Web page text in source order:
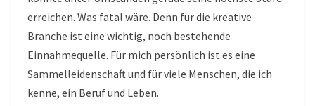
erreichen. Was fatal wäre. Denn für die kreative
Branche ist eine wichtig, noch bestehende
Einnahmequelle. Für mich persönlich ist es eine
Sammelleidenschaft und für viele Menschen, die ich
kenne, ein Beruf und Leben.